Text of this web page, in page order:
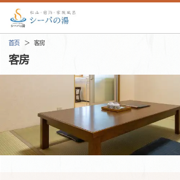
首页 客房
客房